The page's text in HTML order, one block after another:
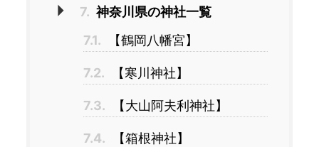
7. 神奈川県の神社一覧
7.1.
【鶴岡八幡宮】
7.2. 【寒川神社】
7.3. 【大山阿夫利神社】
7.4. 【箱根神社】